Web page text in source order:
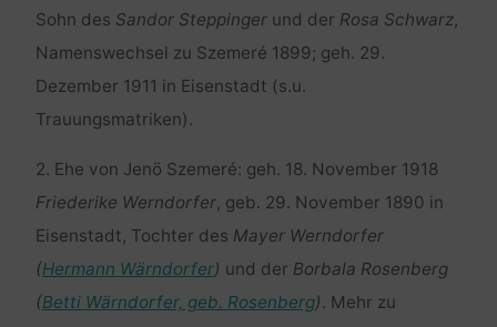
Sohn des Sandor Steppingerund der Rosa Schwarz,
Namenswechsel zu Szemeré 1899; geh. 29.
Dezember 1911 in Eisenstadt (s.u.
Trauungsmatriken).
2. Ehe von Jenö Szemeré: geh. 18. November 1918
Friederike Werndorfer, geb. 29. November 1890 in
Eisenstadt, Tochter des Mayer Werndorfer
(Hermann Wärndorfer) und der Borbala Rosenberg
(Betti Wärndorfer, geb. Rosenberg). Mehr zu